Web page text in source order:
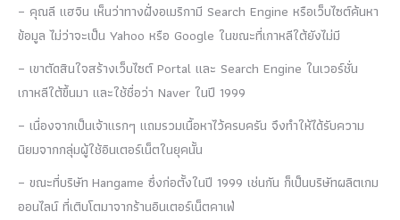
– คุณลี แฮจิน เห็นว่าทางฝั่งอเมริกามี Search Engine หรือเว็บไซต์ค้นหา
ข้อมูล ไม่ว่าจะเป็น Yahoo หรือ Google ในขณะที่เกาหลีใต้ยังไม่มี
– เขาตัดสินใจสร้างเว็บไซต์ Portal และ Search Engine ในเวอร์ชั่น
เกาหลีใต้ขึ้นมา และใช้ชื่อว่า Naver ในปี 1999
– เนื่องจากเป็นเจ้าแรกๆ แถมรวมเนื้อหาไว้ครบครัน จึงทำให้ได้รับความ
นิยมจากกลุ่มผู้ใช้อินเตอร์เน็ตในยุคนั้น
– ขณะที่บริษัท Hangame ซึ่งก่อตั้งในปี 1999 เช่นกัน ก็เป็นบริษัทผลิตเกม
ออนไลน์ ที่เติบโตมาจากร้านอินเตอร์เน็ตคาเฟ่